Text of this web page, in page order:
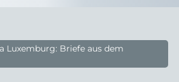
Luxemburg: Briefe aus dem